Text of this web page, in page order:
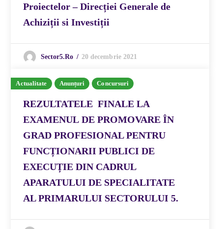
Proiectelor – Direcției Generale de
Achiziții si Investiții
Sector5.ro 20 decembrie 2021
Actualitate Anunțuri Concursuri
REZULTATELE FINALE LA
EXAMENUL DE PROMOVARE ÎN
GRAD PROFESIONAL PENTRU
FUNCȚIONARII PUBLICI DE
EXECUȚIE DIN CADRUL
APARATULUI DE SPECIALITATE
AL PRIMARULUI SECTORULUI 5.